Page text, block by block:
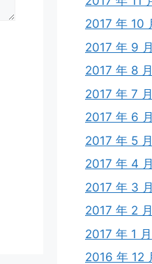
2017 年 10
2017 年 9 月
2017 年 8 月
2017 年 7 月
2017 年 6 月
2017 年 5 月
2017 年 4 月
2017 年 3 月
2017 年 2 月
2017 年 1 月
2016 年 12